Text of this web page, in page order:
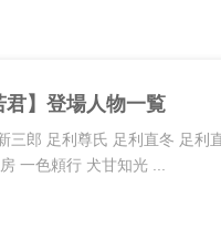
君】登場人物一覧
三郎 足利尊氏 足利直冬 足利
一色頼行 犬甘知光 ...